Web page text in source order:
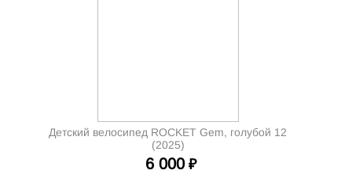
Детский велосипед ROCKET Gem, голубой 12
(2025)
6 000 ₽